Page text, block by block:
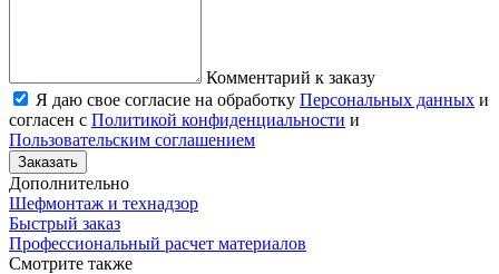
Комментарий к заказу
Я даю свое согласие на обработку Персональных данных и
согласен с Политикой конфиденциальности и
Пользовательским соглашением
Заказать
Дополнительно
Шефмонтаж и технадзор
Быстрый заказ
Профессиональный расчет материалов
Смотрите также